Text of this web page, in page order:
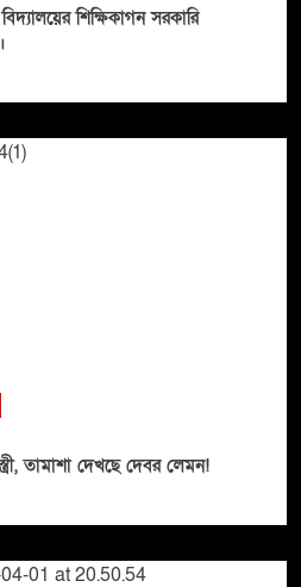
শিক্ষিকাগন সরকারি
তামাশা দেখছে দেবর লেমন!